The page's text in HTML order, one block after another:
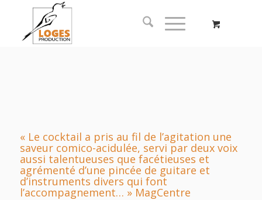
« Le cocktail a pris au fil de l’agitation une
saveur comico-acidulée, servi par deux voix
aussi talentueuses que facétieuses et
agrémenté d’une pincée de guitare et
d’instruments divers qui font
l’accompagnement… » MagCentre